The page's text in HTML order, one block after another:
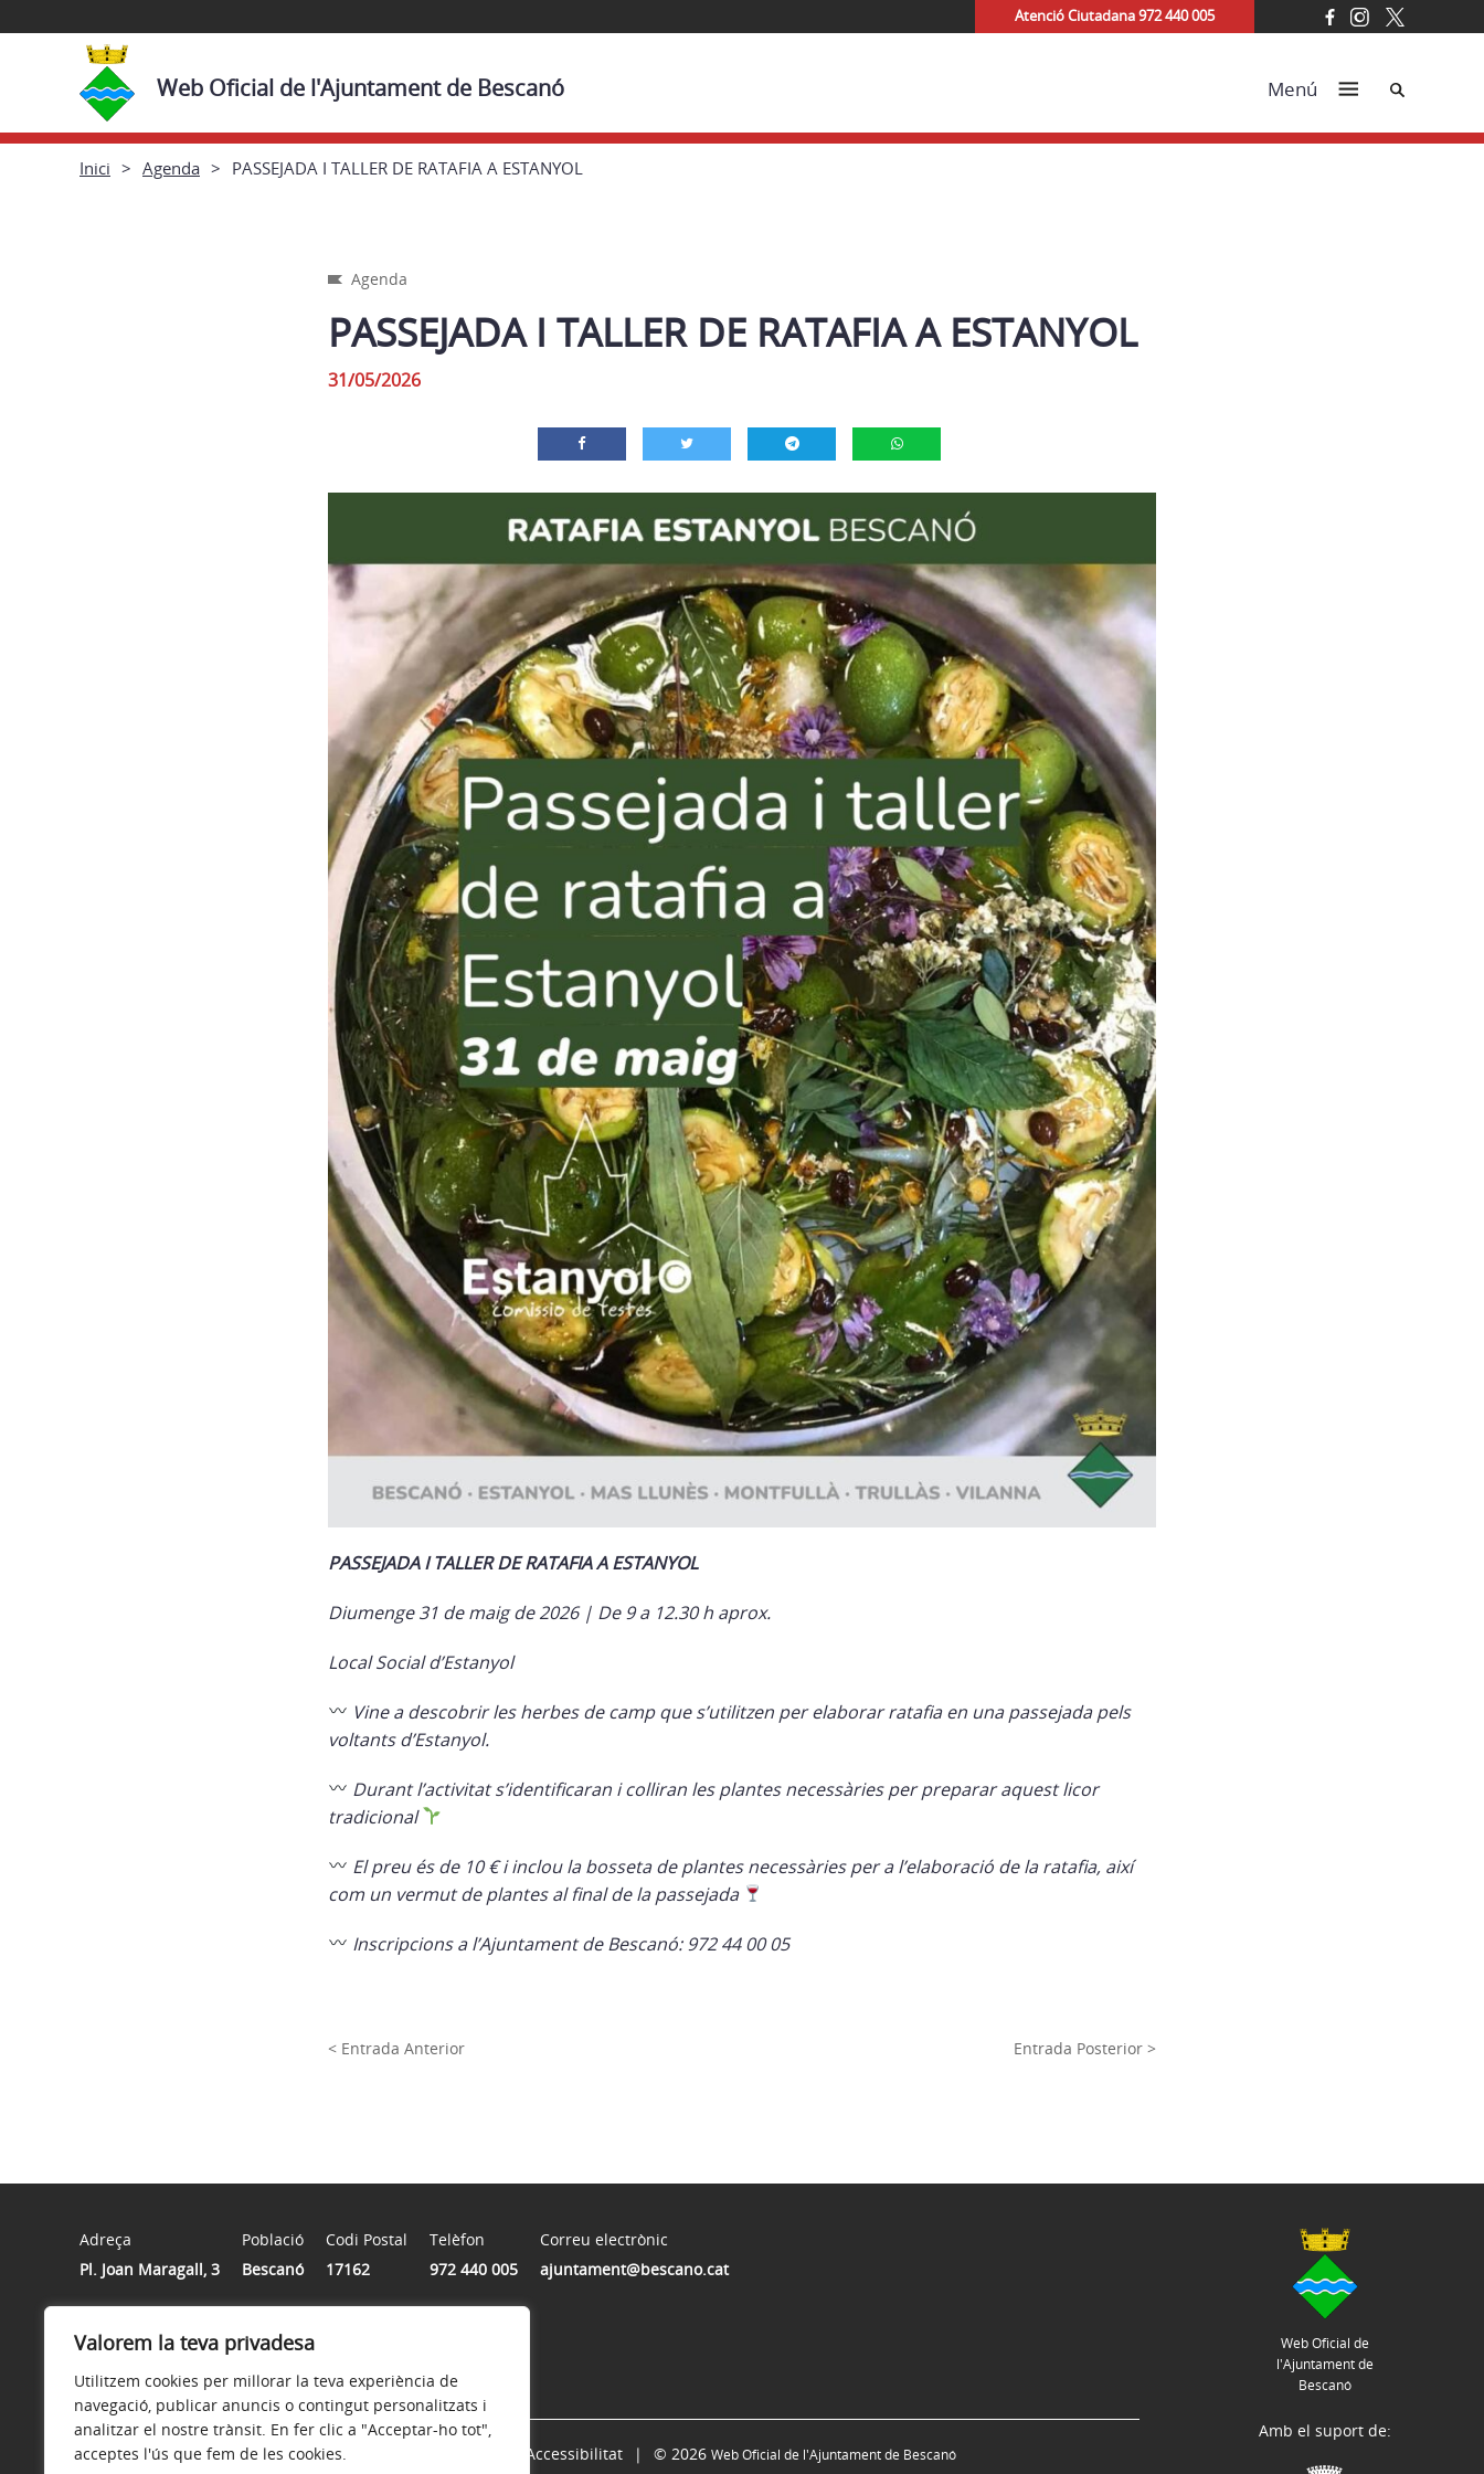
Valorem la teva privadesa
Utilitzem cookies per millorar la teva experiència de
navegació, publicar anuncis o contingut personalitzats i
analitzar el nostre trànsit. En fer clic a "Acceptar-ho tot",
acceptes l'ús que fem de les cookies.
Atenció Ciutadana 972 440 005
Web Oficial de l'Ajuntament de Bescanó Menú Cerca
Inici Agenda PASSEJADA I TALLER DE RATAFIA A ESTANYOL
Agenda
PASSEJADA I TALLER DE RATAFIA A ESTANYOL
31/05/2026
PASSEJADA I TALLER DE RATAFIA A ESTANYOL
Diumenge 31 de maig de 2026 | De 9 a 12.30 h aprox.
Local Social d’Estanyol
Vine a descobrir les herbes de camp que s’utilitzen per elaborar ratafia en una passejada pels
voltants d’Estanyol.
Durant l’activitat s’identificaran i colliran les plantes necessàries per preparar aquest licor
tradicional
El preu és de 10 € i inclou la bosseta de plantes necessàries per a l’elaboració de la ratafia, així
com un vermut de plantes al final de la passejada
Inscripcions a l’Ajuntament de Bescanó: 972 44 00 05
< Entrada Anterior Entrada Posterior >
Adreça
Pl. Joan Maragall, 3
Població
Bescanó
Codi Postal
17162
Telèfon
972 440 005
Correu electrònic
ajuntament@bescano.cat
Horari
Web Oficial de
l'Ajuntament de
Bescanó
Avís legal Política de privacitat Accessibilitat © 2026 Web Oficial de l'Ajuntament de Bescanó
Amb el suport de: